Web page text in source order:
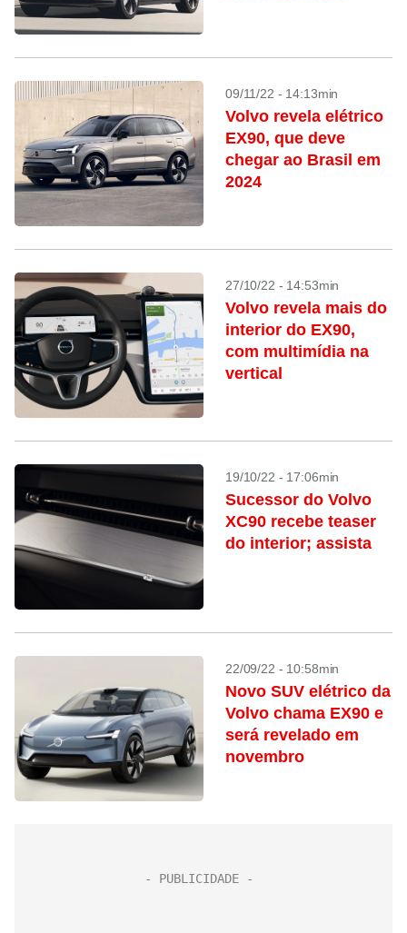
09/11/22 - 14:13min
Volvo revela elétrico
EX90, que deve
chegar ao Brasil em
2024
27/10/22 - 14:53min
Volvo revela mais do
interior do EX90,
com multimídia na
vertical
19/10/22 - 17:06min
Sucessor do Volvo
XC90 recebe teaser
do interior; assista
22/09/22 - 10:58min
Novo SUV elétrico da
Volvo chama EX90 e
será revelado em
novembro